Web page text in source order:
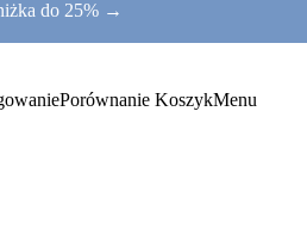
do 25% →
Porównanie KoszykMenu